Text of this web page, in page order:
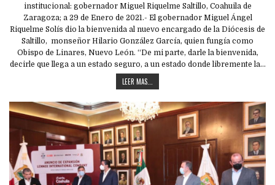
institucional: gobernador Miguel Riquelme Saltillo, Coahuila de
Zaragoza; a 29 de Enero de 2021.- El gobernador Miguel Ángel
Riquelme Solís dio la bienvenida al nuevo encargado de la Diócesis de
Saltillo, monseñor Hilario González García, quien fungía como
Obispo de Linares, Nuevo León. “De mi parte, darle la bienvenida,
decirle que llega a un estado seguro, a un estado donde libremente la…
LEER MAS...